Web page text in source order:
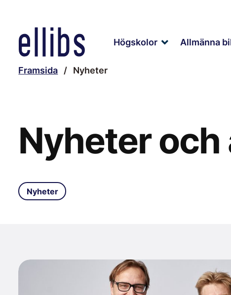
Högskolor
ExpandAllmänna
Framsida / Nyheter
Nyheter
Nyheter